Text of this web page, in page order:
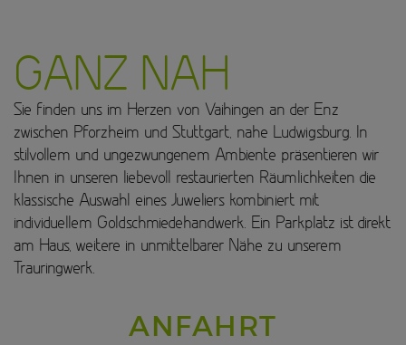
GANZ NAH
Sie finden uns im Herzen von Vaihingen an der Enz
zwischen Pforzheim und Stuttgart, nahe Ludwigsburg. In
stilvollem und ungezwungenem Ambiente präsentieren wir
Ihnen in unseren liebevoll restaurierten Räumlichkeiten die
klassische Auswahl eines Juweliers kombiniert mit
individuellem Goldschmiedehandwerk. Ein Parkplatz ist direkt
am Haus, weitere in unmittelbarer Nähe zu unserem
Trauringwerk.
ANFAHRT